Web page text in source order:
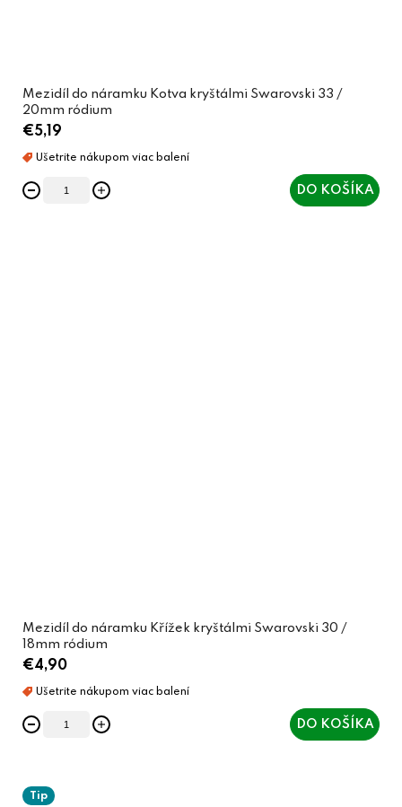
Mezidíl do náramku Kotva kryštálmi Swarovski 33 /
20mm ródium
€5,19
DO KOŠÍKA
Mezidíl do náramku Křížek kryštálmi Swarovski 30 /
18mm ródium
€4,90
DO KOŠÍKA
Tip